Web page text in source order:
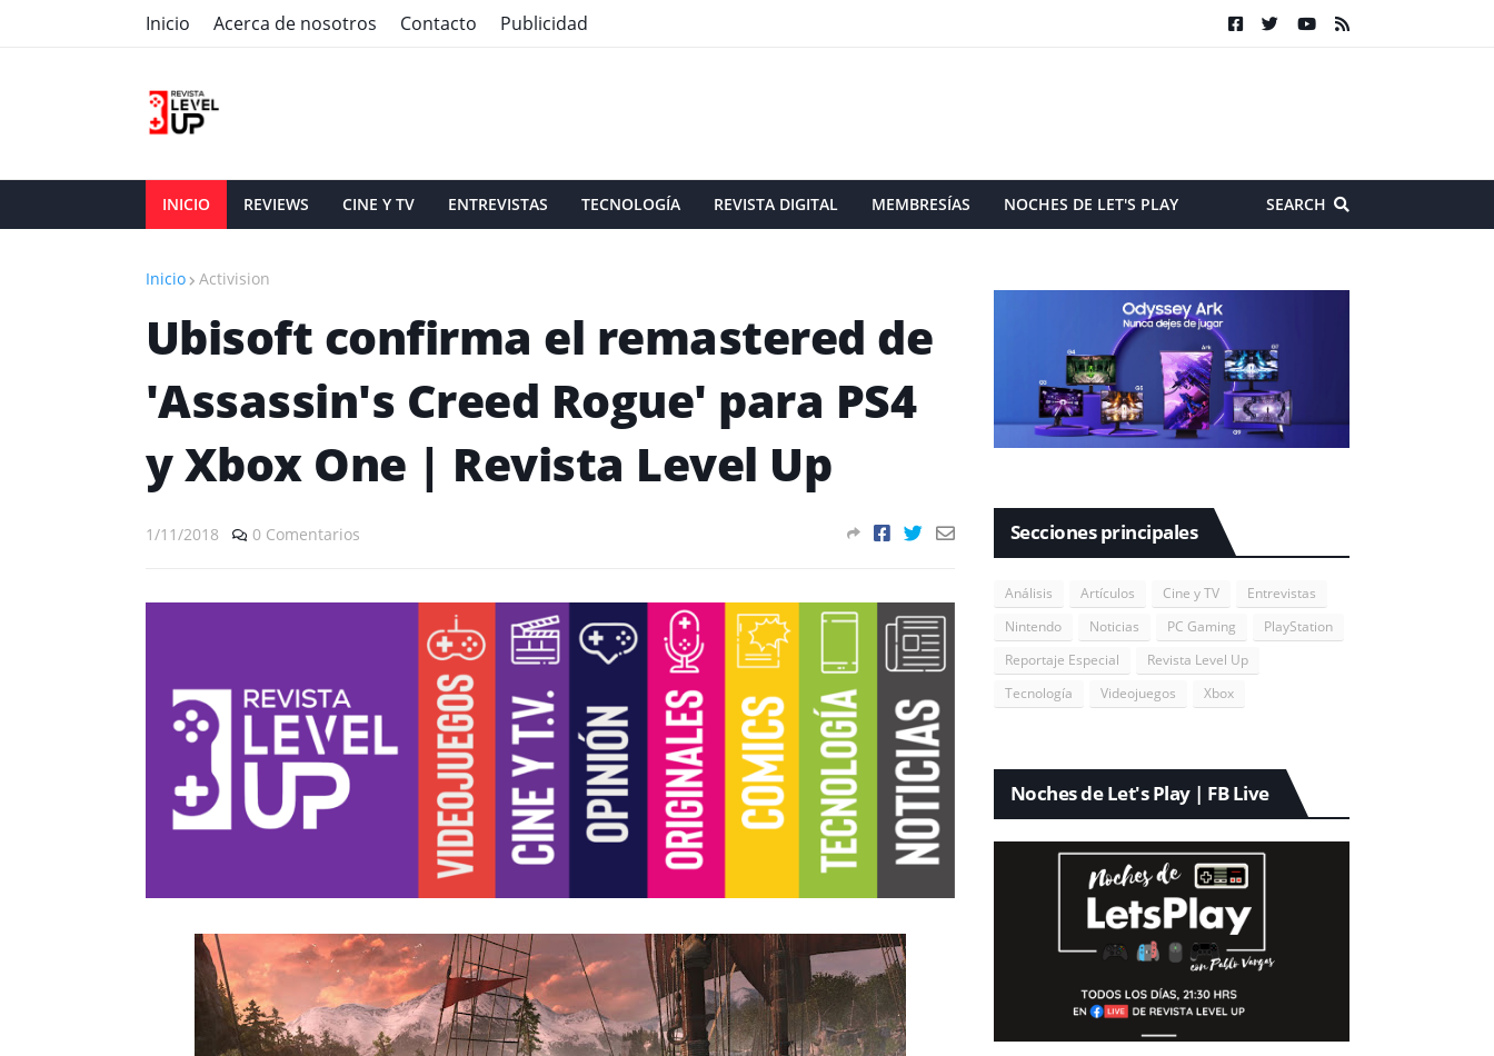
Inicio Acerca de nosotros Contacto Publicidad
INICIO REVIEWS CINE Y TV ENTREVISTAS TECNOLOGÍA REVISTA DIGITAL MEMBRESÍAS NOCHES DE LET'S PLAY SEARCH
Inicio Activision
Ubisoft confirma el remastered de
'Assassin's Creed Rogue' para PS4
y Xbox One | Revista Level Up
1/11/2018 0 Comentarios Secciones principales
Análisis Artículos Cine y TV
Entrevistas
Nintendo
Noticias PC Gaming
PlayStation
Reportaje Especial
Revista Level Up
Tecnología
Videojuegos Xbox
Noches de Let's Play | FB Live